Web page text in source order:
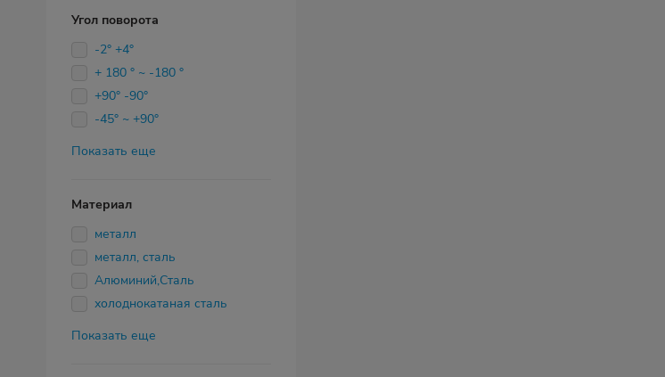
Угол поворота
-2° +4°
+ 180 ° ~ -180 °
+90° -90°
-45° ~ +90°
Показать еще
Материал
металл
металл, сталь
Алюминий,Сталь
холоднокатаная сталь
Показать еще